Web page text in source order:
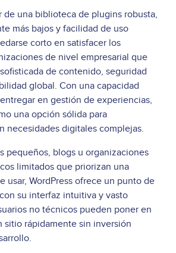
de una biblioteca de plugins robusta,
más bajos y facilidad de uso
corto en satisfacer los
de nivel empresarial que
de contenido, seguridad
global. Con una capacidad
en gestión de experiencias,
una opción sólida para
necesidades digitales complejas.
pequeños, blogs u organizaciones
limitados que priorizan una
usar, WordPress ofrece un punto de
su interfaz intuitiva y vasto
no técnicos pueden poner en
rápidamente sin inversión